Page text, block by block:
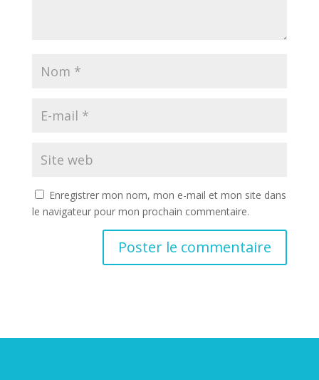
Enregistrer mon nom, mon e-mail et mon site dans
le navigateur pour mon prochain commentaire.